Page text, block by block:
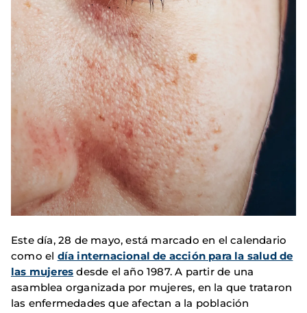
Este día, 28 de mayo, está marcado en el calendario
como el día internacional de acción para la salud de
las mujeres desde el año 1987. A partir de una
asamblea organizada por mujeres, en la que trataron
las enfermedades que afectan a la población